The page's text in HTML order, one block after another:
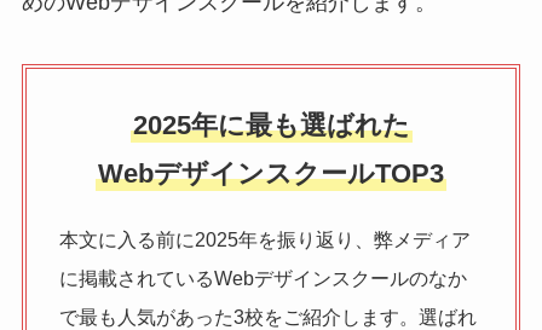
2025年に最も選ばれた
WebデザインスクールTOP3
本文に入る前に2025年を振り返り、弊メディア
に掲載されているWebデザインスクールのなか
で最も人気があった3校をご紹介します。選ばれ